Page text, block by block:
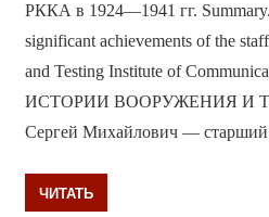
РККА в 1924—1941 гг. Summary.
significant achievements of the
and Testing Institute of
ИСТОРИИ ВООРУЖЕНИЯ И
Сергей Михайлович — старший
ЧИТАТЬ